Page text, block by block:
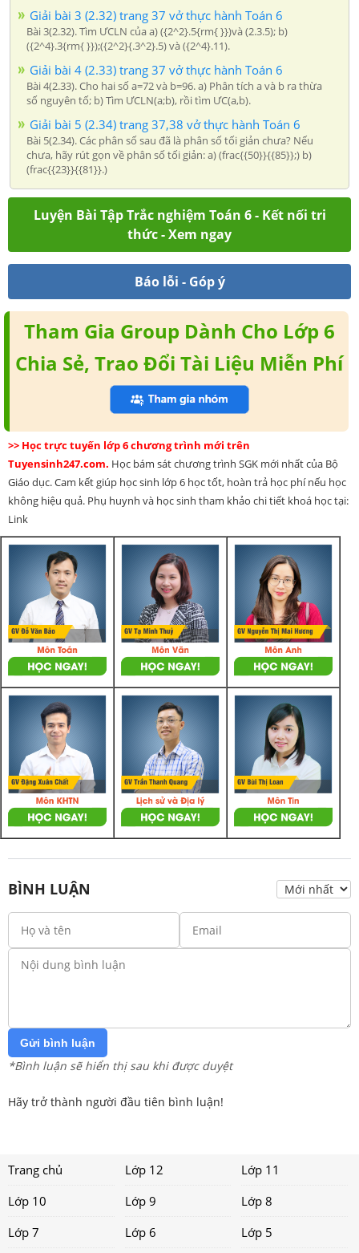
Giải bài 3 (2.32) trang 37 vở thực hành Toán 6
Bài 3(2.32). Tìm ƯCLN của a) ({2^2}.5{rm{ }})và (2.3.5); b)
({2^4}.3{rm{ }});({2^2}{.3^2}.5) và ({2^4}.11).
Giải bài 4 (2.33) trang 37 vở thực hành Toán 6
Bài 4(2.33). Cho hai số a=72 và b=96. a) Phân tích a và b ra thừa
số nguyên tố; b) Tìm ƯCLN(a;b), rồi tìm ƯC(a,b).
Giải bài 5 (2.34) trang 37,38 vở thực hành Toán 6
Bài 5(2.34). Các phân số sau đã là phân số tối giản chưa? Nếu
chưa, hãy rút gọn về phân số tối giản: a) (frac{{50}}{{85}};) b)
(frac{{23}}{{81}}.)
Luyện Bài Tập Trắc nghiệm Toán 6 - Kết nối tri
thức - Xem ngay
Báo lỗi - Góp ý
Tham Gia Group Dành Cho Lớp 6
Chia Sẻ, Trao Đổi Tài Liệu Miễn Phí
>> Học trực tuyến lớp 6 chương trình mới trên
Tuyensinh247.com. Học bám sát chương trình SGK mới nhất của Bộ
Giáo dục. Cam kết giúp học sinh lớp 6 học tốt, hoàn trả học phí nếu học
không hiệu quả. Phụ huynh và học sinh tham khảo chi tiết khoá học tại:
Link
BÌNH LUẬN
Gửi bình luận
*Bình luận sẽ hiển thị sau khi được duyệt
Hãy trở thành người đầu tiên bình luận!
Trang chủ Lớp 12
Lớp 11
Lớp 10
Lớp 9
Lớp 8
Lớp 7
Lớp 6 Lớp 5